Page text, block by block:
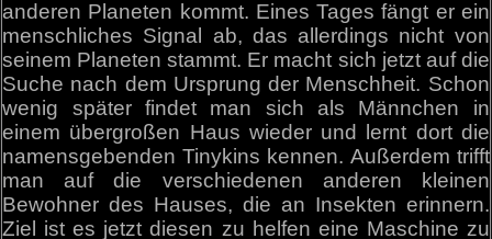
anderen Planeten kommt. Eines Tages fängt er ein
menschliches Signal ab, das allerdings nicht von
seinem Planeten stammt. Er macht sich jetzt auf die
Suche nach dem Ursprung der Menschheit. Schon
wenig später findet man sich als Männchen in
einem übergroßen Haus wieder und lernt dort die
namensgebenden Tinykins kennen. Außerdem trifft
man auf die verschiedenen anderen kleinen
Bewohner des Hauses, die an Insekten erinnern.
Ziel ist es jetzt diesen zu helfen eine Maschine zu